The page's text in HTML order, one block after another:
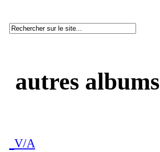
autres albums
V/A